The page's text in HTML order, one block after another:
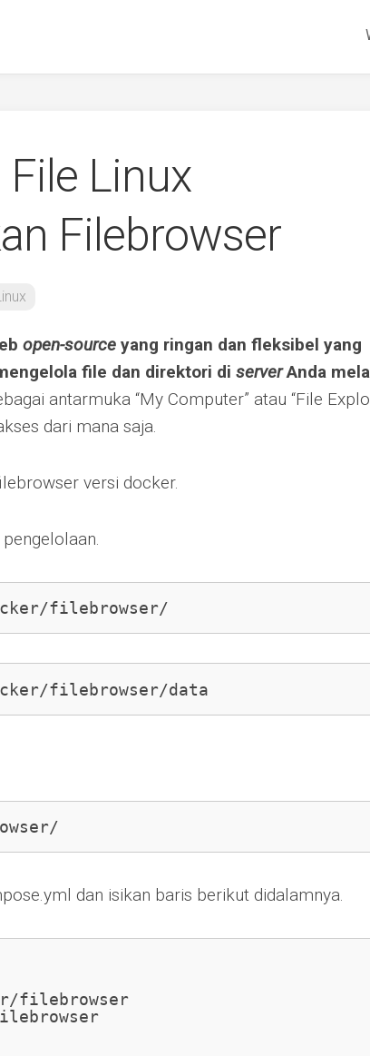
Linux
Filebrowser
open-source yang ringan dan fleksibel yang
file dan direktori di serverAnda
antarmuka “My Computer” atau “File
dari mana saja.
versi docker.
filebrowser/
filebrowser/data
dan isikan baris berikut didalamnya.
filebrowser